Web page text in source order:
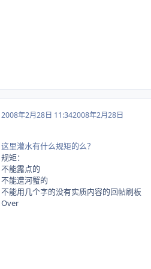
2008年2月28日 11:342008年2月28日
这里灌水有什么规矩的么？
规矩：
不能露点的
不能遭河蟹的
不能用几个字的没有实质内容的回帖刷板
Over